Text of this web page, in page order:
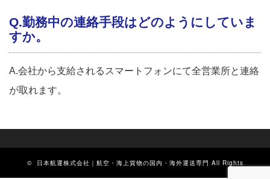
Q.勤務中の連絡手段はどのようにしていま
すか。
A.会社から支給されるスマートフォンにて全営業所と連絡
が取れます。
© 日本航運株式会社｜航空・海上貨物の国内・海外運送専門 All Rights